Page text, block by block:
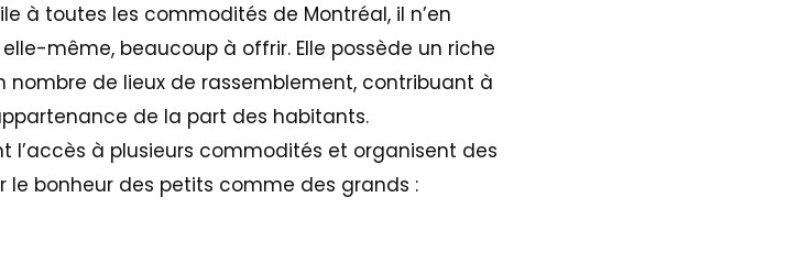
à toutes les commodités de Montréal, il n’en
même, beaucoup à offrir. Elle possède un riche
de lieux de rassemblement, contribuant à
de la part des habitants.
l’accès à plusieurs commodités et organisent des
le bonheur des petits comme des grands :